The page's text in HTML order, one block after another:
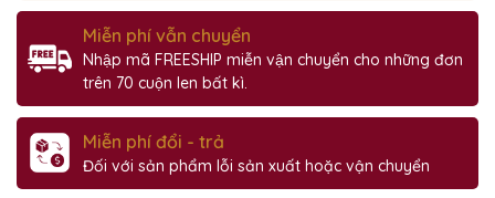
Miễn phí vẫn chuyển
Nhập mã FREESHIP miễn vận chuyển cho những đơn
trên 70 cuộn len bất kì.
Miễn phí đổi - trả
Đối với sản phẩm lỗi sản xuất hoặc vận chuyển